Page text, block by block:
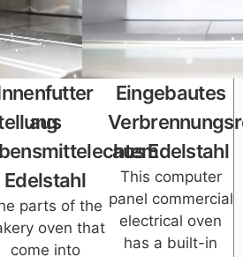
aus
Edelstahl
parts of the
oven that
come into
Eingebautes
aus Edelstahl
This computer
panel commercial
electrical oven
has a built-in